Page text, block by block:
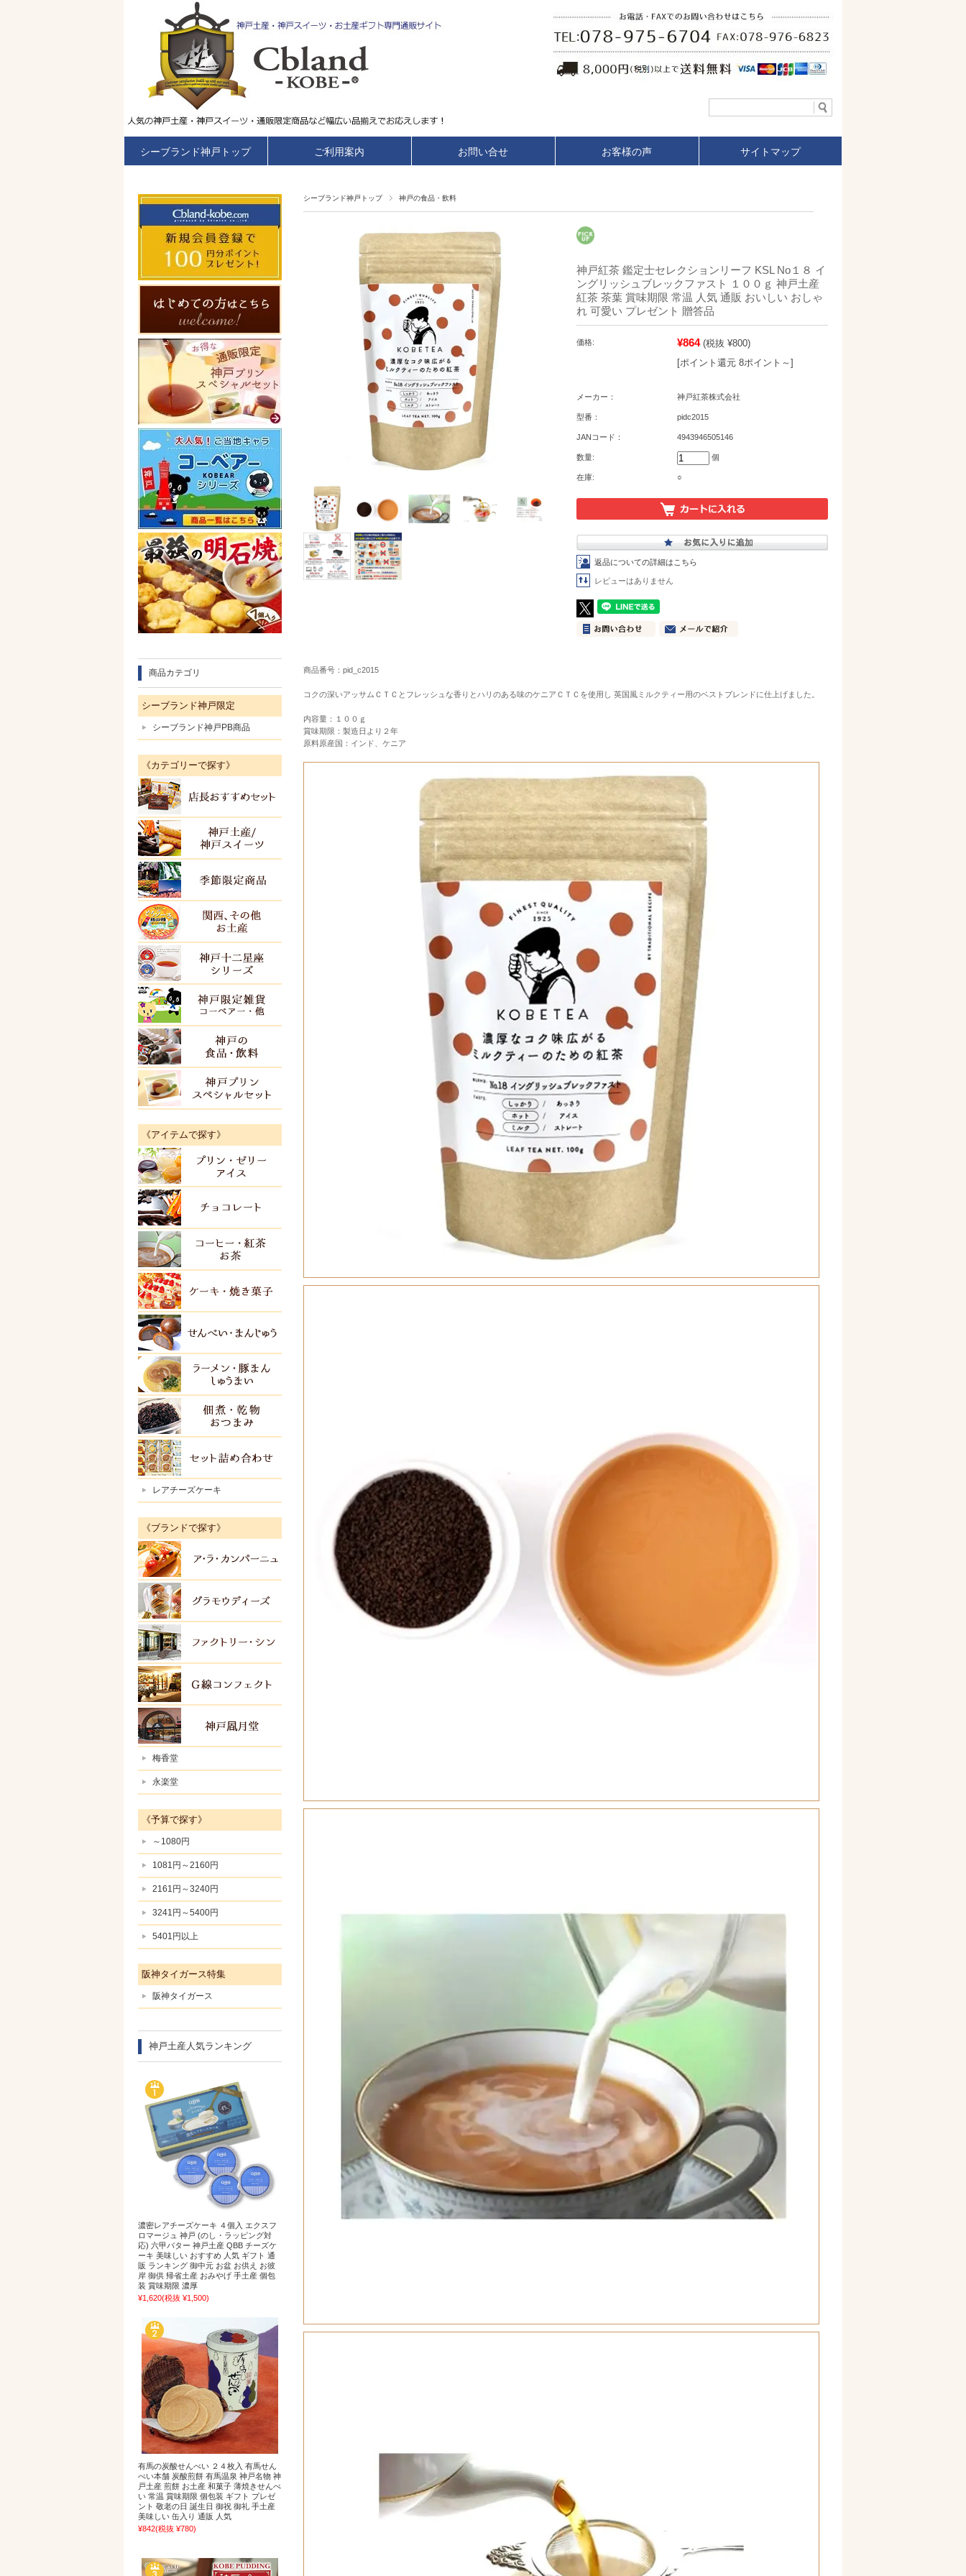
シーブランド神戸トップ ご利用案内 お問い合せ お客様の声 サイトマップ
シーブランド神戸トップ 神戸の食品・飲料
神戸紅茶 鑑定士セレクションリーフ KSL No１８ イ
ングリッシュブレックファスト １００ｇ 神戸土産
紅茶 茶葉 賞味期限 常温 人気 通販 おいしい おしゃ
れ 可愛い プレゼント 贈答品
価格: ¥864 (税抜 ¥800)
[ポイント還元 8ポイント～]
メーカー： 神戸紅茶株式会社
型番： pidc2015
JANコード： 4943946505146
数量: 個
在庫: ○
返品についての詳細はこちら
レビューはありません
商品番号：pid_c2015
コクの深いアッサムＣＴＣとフレッシュな香りとハリのある味のケニアＣＴＣを使用し 英国風ミルクティー用のベストブレンドに仕上げました。
内容量：１００ｇ
賞味期限：製造日より２年
原料原産国：インド、ケニア
商品カテゴリ
シーブランド神戸限定
シーブランド神戸PB商品
《カテゴリーで探す》
《アイテムで探す》
レアチーズケーキ
《ブランドで探す》
アラカンパーニュ
グラモウディーズ
梅香堂
永楽堂
《予算で探す》
～1080円
1081円～2160円
2161円～3240円
3241円～5400円
5401円以上
阪神タイガース特集
阪神タイガース
神戸土産人気ランキング
濃密レアチーズケーキ ４個入 エクスフ
ロマージュ 神戸 (のし・ラッピング対
応) 六甲バター 神戸土産 QBB チーズケ
ーキ 美味しい おすすめ 人気 ギフト 通
販 ランキング 御中元 お盆 お供え お彼
岸 御供 帰省土産 おみやげ 手土産 個包
装 賞味期限 濃厚
¥1,620(税抜 ¥1,500)
有馬の炭酸せんべい ２４枚入 有馬せん
べい本舗 炭酸煎餅 有馬温泉 神戸名物 神
戸土産 煎餅 お土産 和菓子 薄焼きせんべ
い 常温 賞味期限 個包装 ギフト プレゼ
ント 敬老の日 誕生日 御祝 御礼 手土産
美味しい 缶入り 通販 人気
¥842(税抜 ¥780)